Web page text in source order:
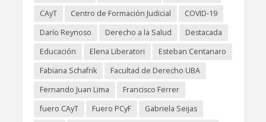
CAyT
Centro de Formación Judicial
COVID-19
Darío Reynoso
Derecho a la Salud
Destacada
Educación
Elena Liberatori
Esteban Centanaro
Fabiana Schafrik
Facultad de Derecho UBA
Fernando Juan Lima
Francisco Ferrer
fuero CAyT
Fuero PCyF
Gabriela Seijas